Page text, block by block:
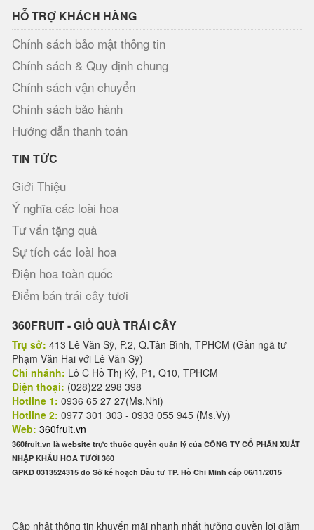
HỖ TRỢ KHÁCH HÀNG
Chính sách bảo mật thông tin
Chính sách & Quy định chung
Chính sách vận chuyển
Chính sách bảo hành
Hướng dẫn thanh toán
TIN TỨC
Giới Thiệu
Ý nghĩa các loài hoa
Tư vấn tặng quà
Sự tích các loài hoa
Điện hoa toàn quốc
Điểm bán trái cây tươi
360FRUIT - GIỎ QUÀ TRÁI CÂY
Trụ sở: 413 Lê Văn Sỹ, P.2, Q.Tân Bình, TPHCM (Gần ngã tư
Phạm Văn Hai với Lê Văn Sỹ)
Chi nhánh: Lô C Hồ Thị Kỷ, P1, Q10, TPHCM
Điện thoại: (028)22 298 398
Hotline 1: 0936 65 27 27(Ms.Nhi)
Hotline 2: 0977 301 303 - 0933 055 945 (Ms.Vy)
Web: 360fruit.vn
360fruit.vn là website trực thuộc quyền quản lý của CÔNG TY CỔ PHẦN XUẤT
NHẬP KHẨU HOA TƯƠI 360
GPKD 0313524315 do Sở kế hoạch Đầu tư TP. Hồ Chí Minh cấp 06/11/2015
Cập nhật thông tin khuyến mãi nhanh nhất hưởng quyền lợi giảm